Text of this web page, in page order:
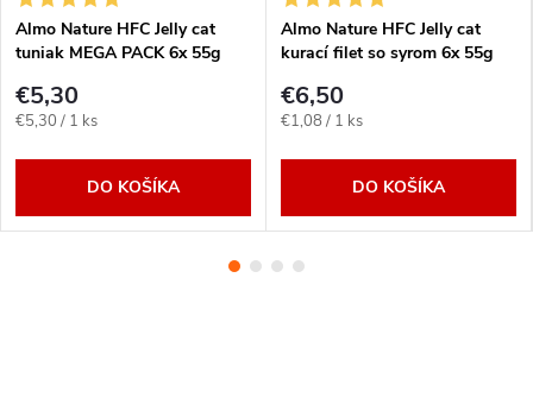
Almo Nature HFC Jelly cat
tuniak MEGA PACK 6x 55g
€5,30
Jednotková
€5,30 / 1 ks
DO KOŠÍKA
Almo Nature HFC Jelly cat
kurací filet so syrom 6x 55g
€6,50
Jednotková
€1,08 / 1 ks
DO KOŠÍKA